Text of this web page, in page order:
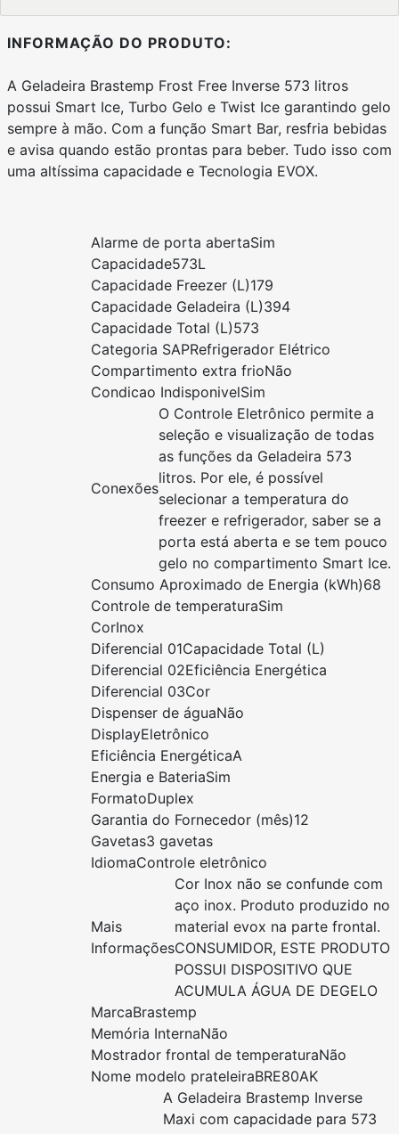
INFORMAÇÃO DO PRODUTO:
A Geladeira Brastemp Frost Free Inverse 573 litros
possui Smart Ice, Turbo Gelo e Twist Ice garantindo gelo
sempre à mão. Com a função Smart Bar, resfria bebidas
e avisa quando estão prontas para beber. Tudo isso com
uma altíssima capacidade e Tecnologia EVOX.
Alarme de porta abertaSim
Capacidade573L
Capacidade Freezer (L)179
Capacidade Geladeira (L)394
Capacidade Total (L)573
Categoria SAPRefrigerador Elétrico
Compartimento extra frioNão
Condicao IndisponivelSim
Conexões
O Controle Eletrônico permite a
seleção e visualização de todas
as funções da Geladeira 573
litros. Por ele, é possível
selecionar a temperatura do
freezer e refrigerador, saber se a
porta está aberta e se tem pouco
gelo no compartimento Smart Ice.
Consumo Aproximado de Energia (kWh)68
Controle de temperaturaSim
CorInox
Diferencial 01Capacidade Total (L)
Diferencial 02Eficiência Energética
Diferencial 03Cor
Dispenser de águaNão
DisplayEletrônico
Eficiência EnergéticaA
Energia e BateriaSim
FormatoDuplex
Garantia do Fornecedor (mês)12
Gavetas3 gavetas
IdiomaControle eletrônico
Mais
Informações
Cor Inox não se confunde com
aço inox. Produto produzido no
material evox na parte frontal.
CONSUMIDOR, ESTE PRODUTO
POSSUI DISPOSITIVO QUE
ACUMULA ÁGUA DE DEGELO
MarcaBrastemp
Memória InternaNão
Mostrador frontal de temperaturaNão
Nome modelo prateleiraBRE80AK
A Geladeira Brastemp Inverse
Maxi com capacidade para 573